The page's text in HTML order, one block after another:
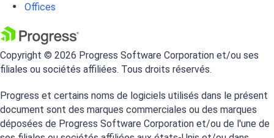
Offices
Copyright © 2026 Progress Software Corporation et/ou ses
filiales ou sociétés affiliées. Tous droits réservés.
Progress et certains noms de logiciels utilisés dans le présent
document sont des marques commerciales ou des marques
déposées de Progress Software Corporation et/ou de l'une de